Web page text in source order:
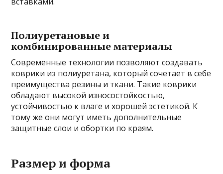
Полиуретановые и
комбинированные материалы
Современные технологии позволяют создавать
коврики из полиуретана, который сочетает в себе
преимущества резины и ткани. Такие коврики
обладают высокой износостойкостью,
устойчивостью к влаге и хорошей эстетикой. К
тому же они могут иметь дополнительные
защитные слои и обортки по краям.
Размер и форма